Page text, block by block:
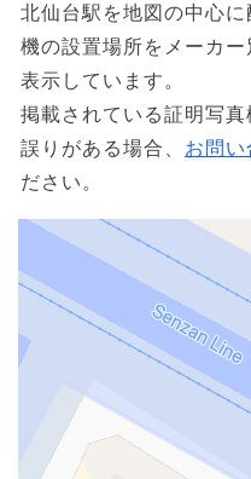
北仙台駅を地図の中心
機の設置場所をメーカ
表示しています。
掲載されている証明写
誤りがある場合、 お問い
ださい。